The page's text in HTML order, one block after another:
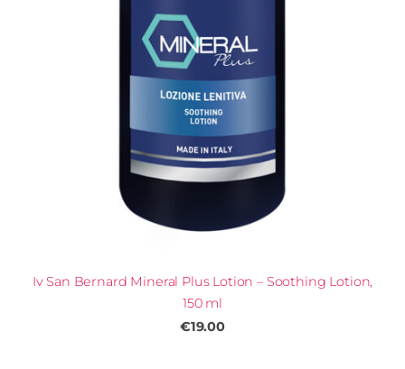
Iv San Bernard Mineral Plus Lotion – Soothing Lotion,
150 ml
€19.00